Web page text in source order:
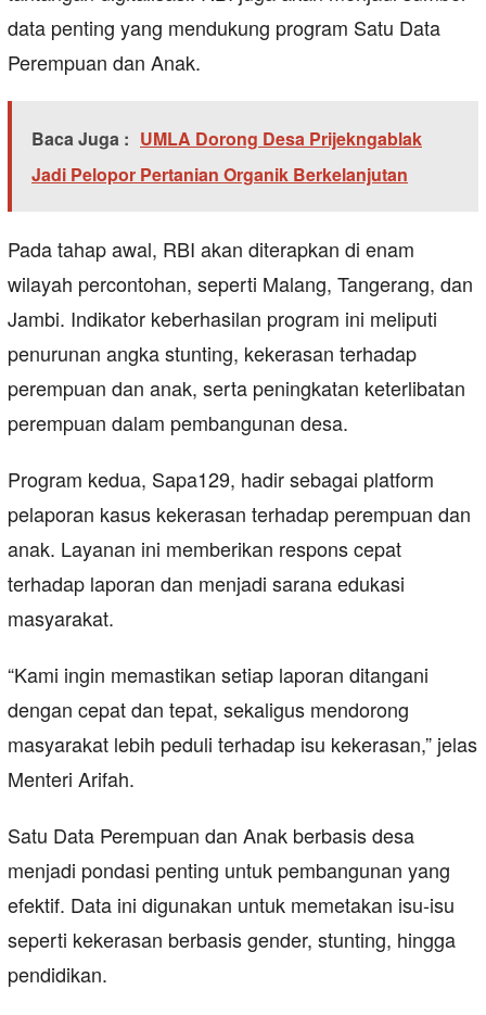
data penting yang mendukung program Satu Data
Perempuan dan Anak.
Baca Juga : UMLA Dorong Desa Prijekngablak
Jadi Pelopor Pertanian Organik Berkelanjutan
Pada tahap awal, RBI akan diterapkan di enam
wilayah percontohan, seperti Malang, Tangerang, dan
Jambi. Indikator keberhasilan program ini meliputi
penurunan angka stunting, kekerasan terhadap
perempuan dan anak, serta peningkatan keterlibatan
perempuan dalam pembangunan desa.
Program kedua, Sapa129, hadir sebagai platform
pelaporan kasus kekerasan terhadap perempuan dan
anak. Layanan ini memberikan respons cepat
terhadap laporan dan menjadi sarana edukasi
masyarakat.
“Kami ingin memastikan setiap laporan ditangani
dengan cepat dan tepat, sekaligus mendorong
masyarakat lebih peduli terhadap isu kekerasan,” jelas
Menteri Arifah.
Satu Data Perempuan dan Anak berbasis desa
menjadi pondasi penting untuk pembangunan yang
efektif. Data ini digunakan untuk memetakan isu-isu
seperti kekerasan berbasis gender, stunting, hingga
pendidikan.